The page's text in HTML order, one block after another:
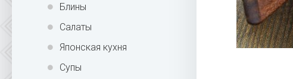
Блины
Салаты
Японская кухня
Супы